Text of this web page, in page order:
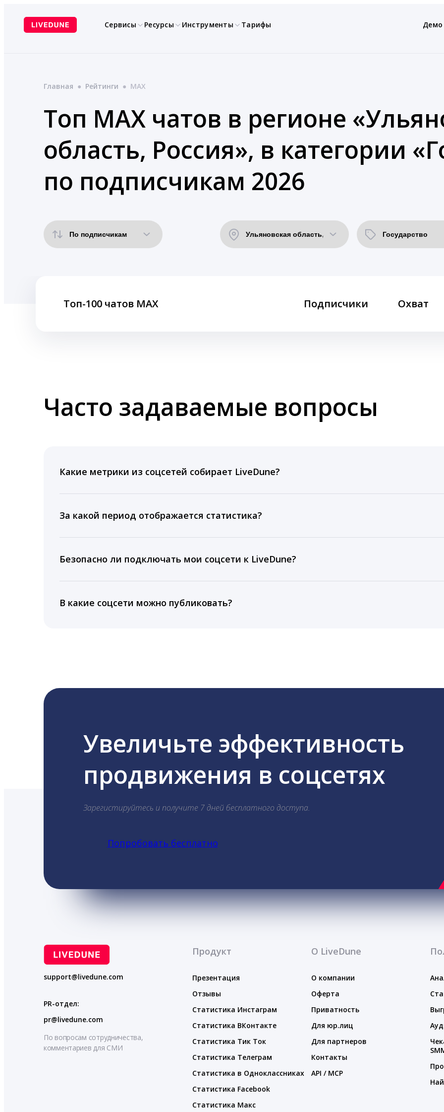
содержимому
Сервисы Ресурсы Инструменты Тарифы Демо
Главная ● Рейтинги ● MAX
Топ MAX чатов в регионе
область, Россия», в категории
по подписчикам 2026
Топ-100 чатов MAX Подписчики Охват
Часто задаваемые вопросы
Какие метрики из соцсетей собирает LiveDune?
время для публикации, показываем лучшие посты и присылаем автоматические отчеты с
За какой период отображается статистика?
подключении тарифа Блогер. При оплате тарифа Бизнес отображаются сведения за 3 года, а
5 лет.
Безопасно ли подключать мои соцсети к LiveDune?
информацию третьим лицам.
В какие соцсети можно публиковать?
Увеличьте эффективность
продвижения в соцсетях
Зарегистируйтесь и получите 7 дней бесплатного доступа.
Попробовать бесплатно
support@livedune.com
PR-отдел:
pr@livedune.com
По вопросам сотрудничества,
комментариев для СМИ
Продукт
Презентация
Отзывы
Статистика Инстаграм
Статистика ВКонтакте
Статистика Тик Ток
Статистика Телеграм
Статистика в Одноклассниках
Статистика Facebook
Статистика Макс
О LiveDune
О компании
Оферта
Приватность
Для юр.лиц
Для партнеров
Контакты
API / MCP